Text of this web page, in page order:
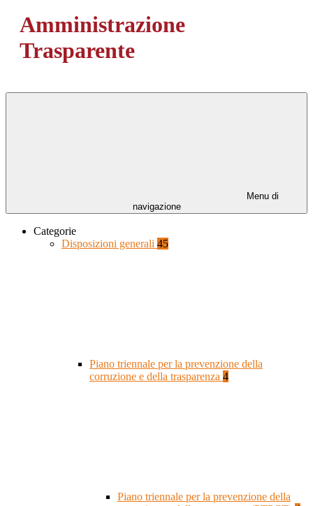
Amministrazione
Trasparente
Menu di
navigazione
Categorie
Disposizioni generali 45
Piano triennale per la prevenzione della
corruzione e della trasparenza 4
Piano triennale per la prevenzione della